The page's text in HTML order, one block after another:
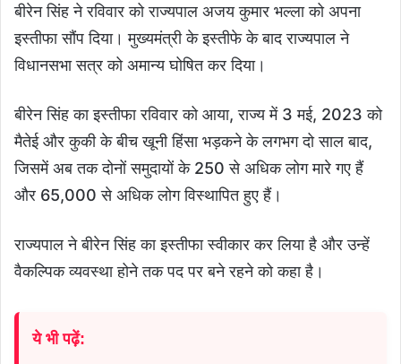
बीरेन सिंह ने रविवार को राज्यपाल अजय कुमार भल्ला को अपना
इस्तीफा सौंप दिया। मुख्यमंत्री के इस्तीफे के बाद राज्यपाल ने
विधानसभा सत्र को अमान्य घोषित कर दिया।
बीरेन सिंह का इस्तीफा रविवार को आया, राज्य में 3 मई, 2023 को
मैतेई और कुकी के बीच खूनी हिंसा भड़कने के लगभग दो साल बाद,
जिसमें अब तक दोनों समुदायों के 250 से अधिक लोग मारे गए हैं
और 65,000 से अधिक लोग विस्थापित हुए हैं।
राज्यपाल ने बीरेन सिंह का इस्तीफा स्वीकार कर लिया है और उन्हें
वैकल्पिक व्यवस्था होने तक पद पर बने रहने को कहा है।
ये भी पढ़ें: